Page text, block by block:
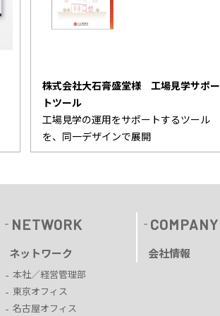
株式会社大石膏盛堂様 工場見学サポー
トツール
工場見学の運用をサポートするツール
を、同一デザインで展開
NETWORK
ネットワーク
本社／経営管理部
東京オフィス
名古屋オフィス
COMPANY
会社情報